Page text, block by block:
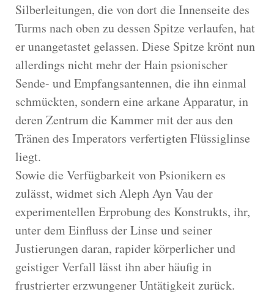
Silberleitungen, die von dort die Innenseite des
Turms nach oben zu dessen Spitze verlaufen, hat
er unangetastet gelassen. Diese Spitze krönt nun
allerdings nicht mehr der Hain psionischer
Sende- und Empfangsantennen, die ihn einmal
schmückten, sondern eine arkane Apparatur, in
deren Zentrum die Kammer mit der aus den
Tränen des Imperators verfertigten Flüssiglinse
liegt.
Sowie die Verfügbarkeit von Psionikern es
zulässt, widmet sich Aleph Ayn Vau der
experimentellen Erprobung des Konstrukts, ihr,
unter dem Einfluss der Linse und seiner
Justierungen daran, rapider körperlicher und
geistiger Verfall lässt ihn aber häufig in
frustrierter erzwungener Untätigkeit zurück.